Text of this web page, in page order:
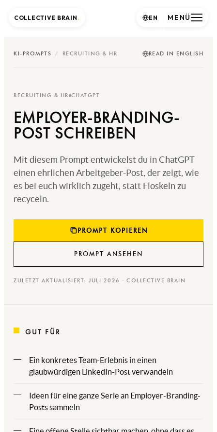
KI-PROMPTS / RECRUITING & HR READ IN ENGLISH
RECRUITING & HR CHATGPT
EMPLOYER-BRANDING-
POST SCHREIBEN
Mit diesem Prompt entwickelst du in ChatGPT
einen ehrlichen Arbeitgeber-Post, der zeigt, wie
es bei euch wirklich zugeht, statt Floskeln zu
recyceln.
PROMPT KOPIEREN
PROMPT ANSEHEN
ZULETZT AKTUALISIERT: JULI 2026 · COLLECTIVE BRAIN
GUT FÜR
Ein konkretes Team-Erlebnis in einen
glaubwürdigen LinkedIn-Post verwandeln
Ideen für eine ganze Serie an Employer-Branding-
Posts sammeln
COLLECTIVE BRAIN . MENÜ
EN